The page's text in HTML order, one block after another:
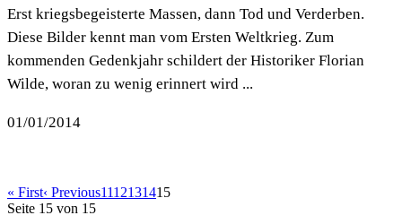
Erst kriegsbegeisterte Massen, dann Tod und Verderben.
Diese Bilder kennt man vom Ersten Weltkrieg. Zum
kommenden Gedenkjahr schildert der Historiker Florian
Wilde, woran zu wenig erinnert wird ...
01/01/2014
« First‹ Previous1112131415
Seite 15 von 15